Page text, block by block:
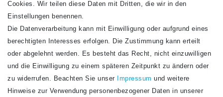
Newsletter
Honig
Hiermit bestätige ich, dass ich dieDaten­schutz­erklärunggelesen habe. Meine
Cookies. Wir teilen diese Daten mit Dritten, die wir in den
Einstellungen benennen.
Die Datenverarbeitung kann mit Einwilligung oder aufgrund eines
berechtigten Interesses erfolgen. Die Zustimmung kann erteilt
oder abgelehnt werden. Es besteht das Recht, nicht einzuwilligen
und die Einwilligung zu einem späteren Zeitpunkt zu ändern oder
zu widerrufen. Beachten Sie unser
Impressum und weitere
Hinweise zur Verwendung personenbezogener Daten in unserer